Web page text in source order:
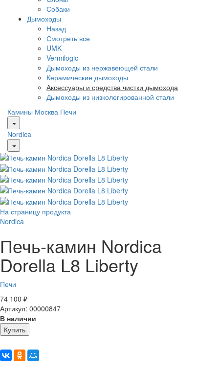
Собаки
Дымоходы
Назад
Смотреть все
UMK
Vermilogic
Дымоходы из нержавеющей стали
Керамические дымоходы
Аксессуары и средства чистки дымохода
Дымоходы из низколегированной стали
Камины Москва Печи
Nordica
На страницу продукта
Nordica
Печь-камин Nordica
Dorella L8 Liberty
Печи
74 100 ₽
Артикул: 00000847
В наличии
Купить